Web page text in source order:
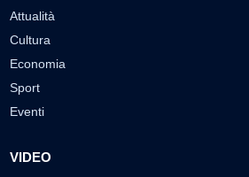
Attualità
Cultura
Economia
Sport
Eventi
VIDEO